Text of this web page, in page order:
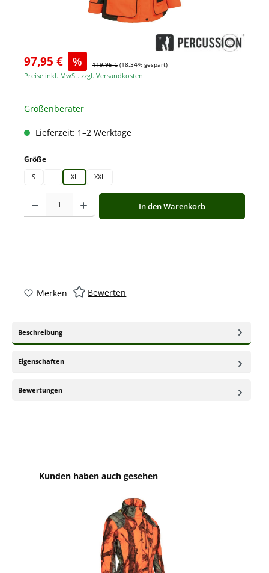
97,95 € % 119,95 € (18.34% gespart)
Preise inkl. MwSt. zzgl. Versandkosten
Größenberater
Lieferzeit: 1–2 Werktage
Größeauswählen
S L XL XXL
Produkt Anzahl: Gib den gewünschten Wert ein oder benutze die
In den Warenkorb
Merken Bewerten
Beschreibung
Eigenschaften
Bewertungen
Produktgalerie überspringen
Kunden haben auch gesehen